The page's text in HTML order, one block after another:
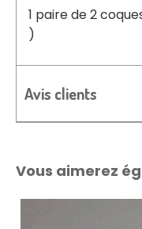
1 paire de 2
)
Avis clients
Vous aimerez